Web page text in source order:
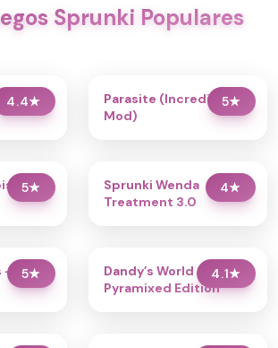
Sprunki Populares
4.4★ 5★
Parasite (Incredibox
Mod)
5★
2:
4★
Sprunki Wenda
Treatment 3.0
5★
–
4.1★
Dandy’s World
Pyramixed Edition